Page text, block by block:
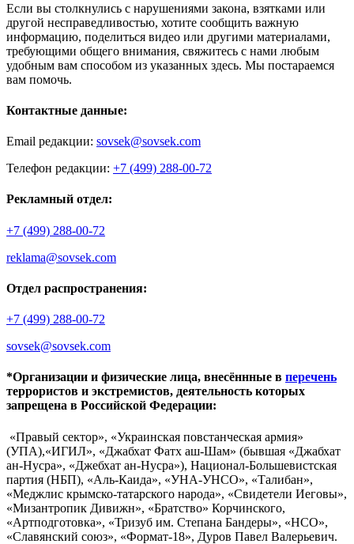
Если вы столкнулись с нарушениями закона, взятками или
другой несправедливостью, хотите сообщить важную
информацию, поделиться видео или другими материалами,
требующими общего внимания, свяжитесь с нами любым
удобным вам способом из указанных здесь. Мы постараемся
вам помочь.
Контактные данные:
Email редакции: sovsek@sovsek.com
Телефон редакции: +7 (499) 288-00-72
Рекламный отдел:
+7 (499) 288-00-72
reklama@sovsek.com
Отдел распространения:
+7 (499) 288-00-72
sovsek@sovsek.com
*Организации и физические лица, внесённные в перечень
террористов и экстремистов, деятельность которых
запрещена в Российской Федерации:
«Правый сектор», «Украинская повстанческая армия»
(УПА),«ИГИЛ», «Джабхат Фатх аш-Шам» (бывшая «Джабхат
ан-Нусра», «Джебхат ан-Нусра»), Национал-Большевистская
партия (НБП), «Аль-Каида», «УНА-УНСО», «Талибан»,
«Меджлис крымско-татарского народа», «Свидетели Иеговы»,
«Мизантропик Дивижн», «Братство» Корчинского,
«Артподготовка», «Тризуб им. Степана Бандеры», «НСО»,
«Славянский союз», «Формат-18», Дуров Павел Валерьевич.